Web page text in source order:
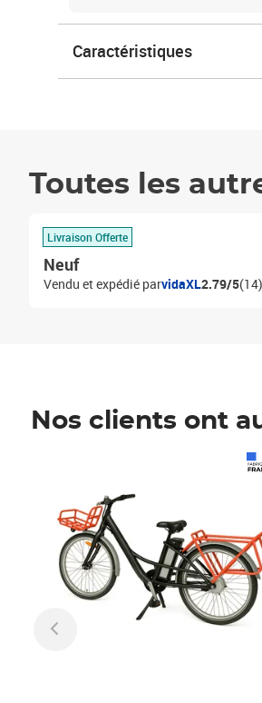
Caractéristiques
Toutes les
Livraison Offerte
Neuf
Vendu et expédié parvidaXL2.79/5(14)
Nos clients ont